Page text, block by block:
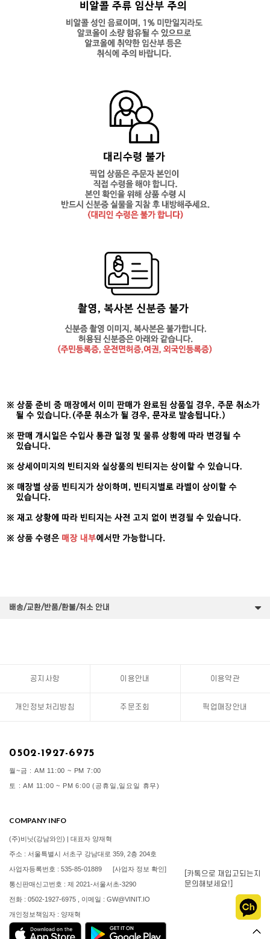
배송/교환/반품/환불/취소 안내
공지사항 이용안내 이용약관
개인정보처리방침 주문조회 픽업매장안내
0502-1927-6975
월~금 : AM 11:00 ~ PM 7:00
토 : AM 11:00 ~ PM 6:00 (공휴일,일요일 휴무)
COMPANY INFO
(주)비닛(강남와인) | 대표자 양재혁
주소 : 서울특별시 서초구 강남대로 359, 2층 204호
사업자등록번호 : 535-85-01889 [사업자 정보 확인]
통신판매신고번호 : 제 2021-서울서초-3290
전화 : 0502-1927-6975 , 이메일 : GW@VINIT.IO
개인정보책임자 : 양재혁
[카톡으로 재입고되는지
문의해보세요!]